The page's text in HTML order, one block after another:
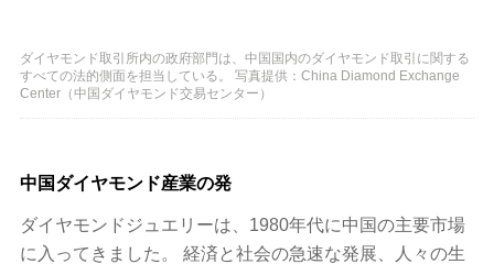
ダイヤモンド取引所内の政府部門は、中国国内のダイヤモンド取引に関する
すべての法的側面を担当している。 写真提供：China Diamond Exchange
Center（中国ダイヤモンド交易センター）
中国ダイヤモンド産業の発
ダイヤモンドジュエリーは、1980年代に中国の主要市場
に入ってきました。 経済と社会の急速な発展、人々の生